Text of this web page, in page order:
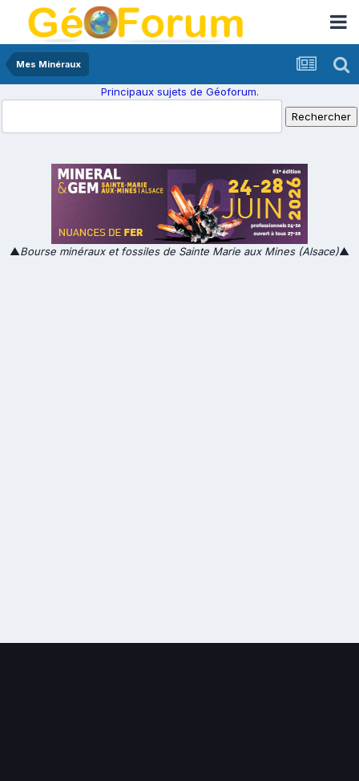
Mes Minéraux
Principaux sujets de Géoforum.
▲Bourse minéraux et fossiles de Sainte Marie aux Mines (Alsace)▲